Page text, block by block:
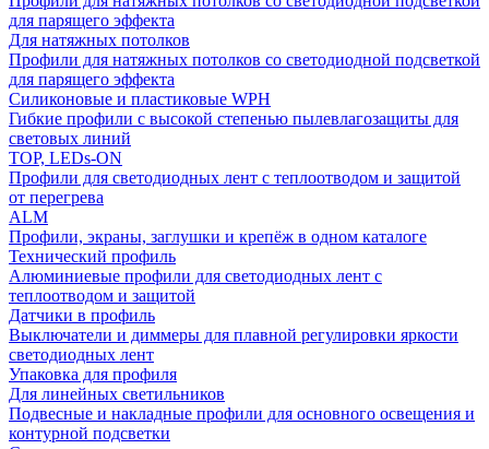
для парящего эффекта
Для натяжных потолков
Профили для натяжных потолков со светодиодной подсветкой
для парящего эффекта
Силиконовые и пластиковые WPH
Гибкие профили с высокой степенью пылевлагозащиты для
световых линий
TOP, LEDs-ON
Профили для светодиодных лент с теплоотводом и защитой
от перегрева
ALM
Профили, экраны, заглушки и крепёж в одном каталоге
Технический профиль
Алюминиевые профили для светодиодных лент с
теплоотводом и защитой
Датчики в профиль
Выключатели и диммеры для плавной регулировки яркости
светодиодных лент
Упаковка для профиля
Для линейных светильников
Подвесные и накладные профили для основного освещения и
контурной подсветки